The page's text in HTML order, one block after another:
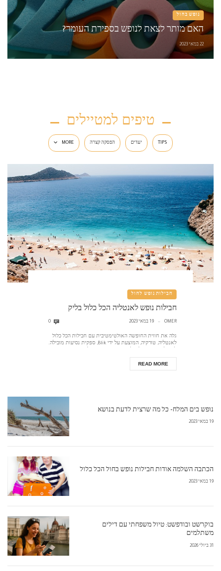
נופש בחול
האם מותר לצאת לנופש בספירת העומר?
22 במאי 2023
טיפים למטיילים
TIPS יעדים הפסקה קצרה MORE
חבילות נופש לחול
חבילות נופש לאנטליה הכל כלול בליק
OMER
— 19 במאי 2023 0
גלה את חווית החופשה האולטימטיבית עם חבילות הכל כלול
לאנטליה, טורקיה, המוצעת על ידי Blik, ספקית נסיעות מובילה.
READ MORE
נופש בים המלח- כל מה שרצית לדעת בנושא
19 במאי 2023
הכתבה השלמה אודות חבילות נופש בחול הכל כלול
19 במאי 2023
בוקרשט ובודפשט: טיול משפחתי עם דילים
משתלמים
31 ביולי 2026